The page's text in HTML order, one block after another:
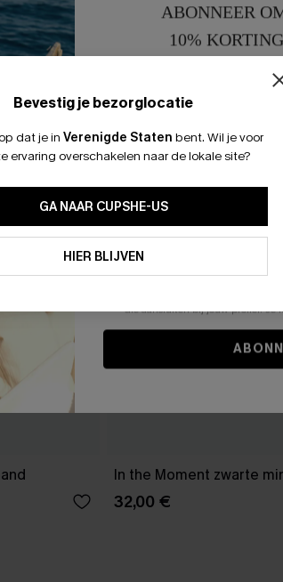
In the Moment zwarte
32,00 €
Bevestig je bezorglocatie
dat je in Verenigde Staten bent. Wil je voor
ervaring overschakelen naar de lokale site?
GA NAAR CUPSHE-US
HIER BLIJVEN
ABONNEER
10%
15%
Door je contactgegevens in te
Algemene
stemt er tevens mee in om
en gepersonaliseerde
winkelwagen) en e-mails van
niet vereist voor een aankoop.
informatie gebruiken om
die aansluiten bij jouw profiel. Je